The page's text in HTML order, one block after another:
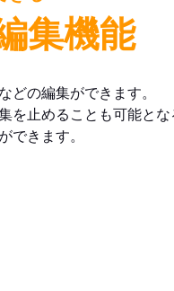
集機能
どの編集ができます。
を止めることも可能と
できます。